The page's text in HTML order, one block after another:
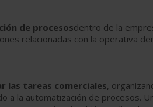
de procesosdentro de la
relacionadas con la operativa
las tareas comerciales,
la automatización de procesos.